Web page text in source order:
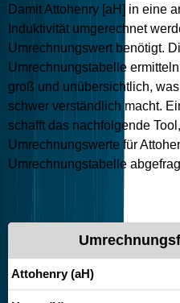
Damit Attohenry [aH] in eine
Induktivität umgerechnet
Umrechnungswert benötigt.
Umrechnungstabelle
groß und unübersichtlich,
schwer verständlich macht.
schafft das nachfolgende
Umrechnungswerte für
Umrechnungstabelle